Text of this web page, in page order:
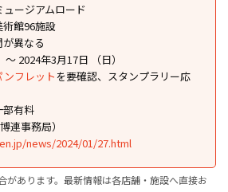
ージアムロード
館96施設
異なる
2024年3月17日 （日）
ンフレットを要確認、スタンプラリー応
部有料
連事務局）
news/2024/01/27.html
あります。最新情報は各店舗・施設へ直接お